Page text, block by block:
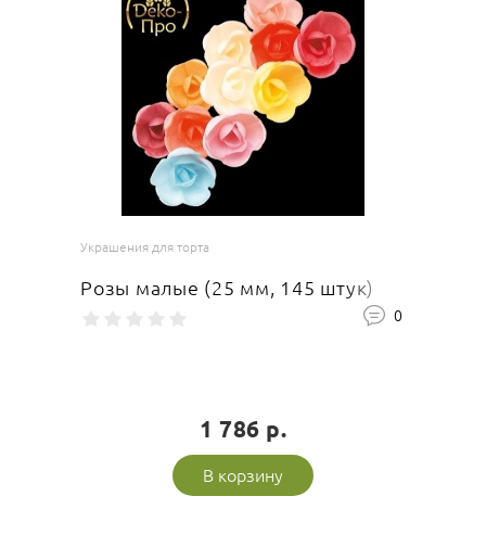
Украшения для торта
Розы малые (25 мм, 145 штук)
0
1 786 р.
В корзину